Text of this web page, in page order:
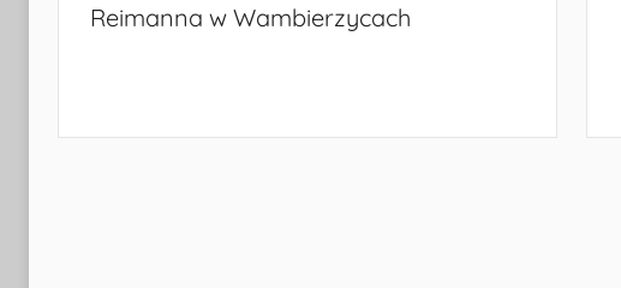
Reimanna w Wambierzycach